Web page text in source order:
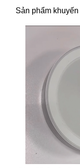
Sản phẩm khuyến